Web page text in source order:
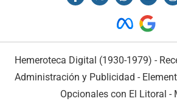
Hemeroteca Digital (1930-1979) -
Administración y Publicidad -
Opcionales con El Litoral -